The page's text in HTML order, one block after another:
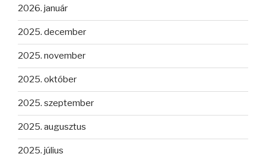
2026. január
2025. december
2025. november
2025. október
2025. szeptember
2025. augusztus
2025. július